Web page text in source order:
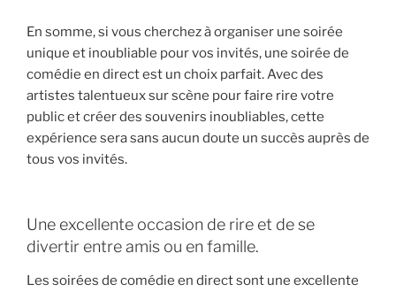
En somme, si vous cherchez à organiser une soirée
unique et inoubliable pour vos invités, une soirée de
comédie en direct est un choix parfait. Avec des
artistes talentueux sur scène pour faire rire votre
public et créer des souvenirs inoubliables, cette
expérience sera sans aucun doute un succès auprès de
tous vos invités.
Une excellente occasion de rire et de se
divertir entre amis ou en famille.
Les soirées de comédie en direct sont une excellente